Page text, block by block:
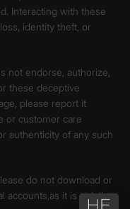
Interacting with these
identity theft, or
not endorse, authorize,
these deceptive
please report it
or customer care
authenticity of any such
do not download or
accounts,as it is strictly